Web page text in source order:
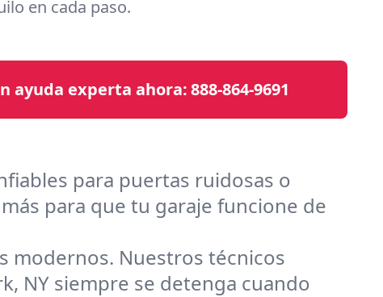
en cada paso.
ayuda experta ahora:888-864-9691
para puertas ruidosas o
para que tu garaje funcione de
modernos. Nuestros técnicos
NY siempre se detenga cuando